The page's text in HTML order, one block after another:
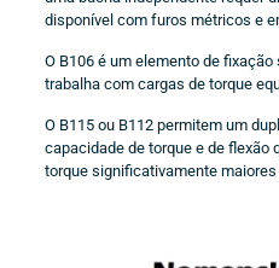
disponível com furos métricos e
O B106 é um elemento de
trabalha com cargas de torque
O B115 ou B112 permitem um
capacidade de torque e de flexão
torque significativamente maiores